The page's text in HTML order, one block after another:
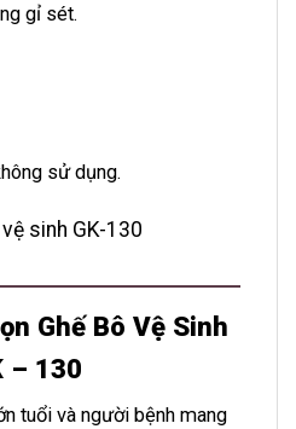
gỉ sét.
sử dụng.
Ghế Bô Vệ Sinh
– 130
tuổi và người bệnh mang